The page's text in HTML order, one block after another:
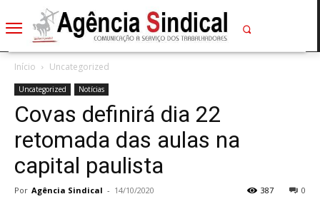
Início Uncategorized
Uncategorized Notícias
Covas definirá dia 22
retomada das aulas na
capital paulista
Por Agência Sindical - 14/10/2020 0
387